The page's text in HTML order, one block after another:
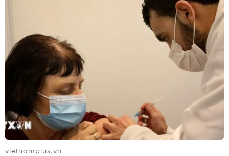
Petrolimex công bố quỹ bình ổn giá xăng
dầu còn dư 629 tỷ đồng
16/08/2019 09:04
Đến trước thời điểm 15 giờ ngày 16/8, số dư quỹ bình ổn
tại Petrolimex là 629 tỷ đồng, tăng 159 tỷ đồng so với
thời điểm công bố cách đây 2 tuần.
vietnamplus.vn